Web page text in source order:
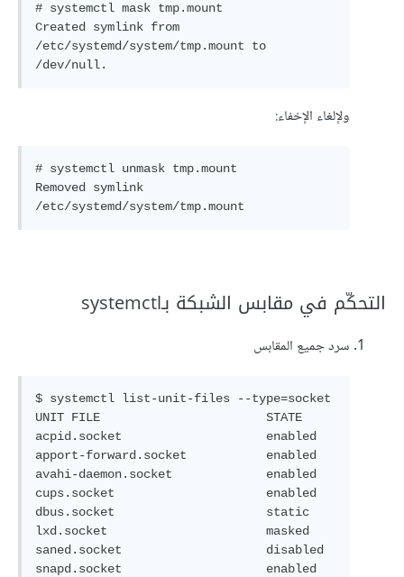
# systemctl mask tmp.mount
Created symlink from
/etc/systemd/system/tmp.mount to
/dev/null.
ولإلغاء الإخفاء:
# systemctl unmask tmp.mount
Removed symlink
/etc/systemd/system/tmp.mount
التحكّم في مقابس الشبكة بـsystemctl
سرد جميع المقابس
$ systemctl list-unit-files --type=socket
UNIT FILE                       STATE
acpid.socket                    enabled
apport-forward.socket           enabled
avahi-daemon.socket             enabled
cups.socket                     enabled
dbus.socket                     static
lxd.socket                      masked
saned.socket                    disabled
snapd.socket                    enabled